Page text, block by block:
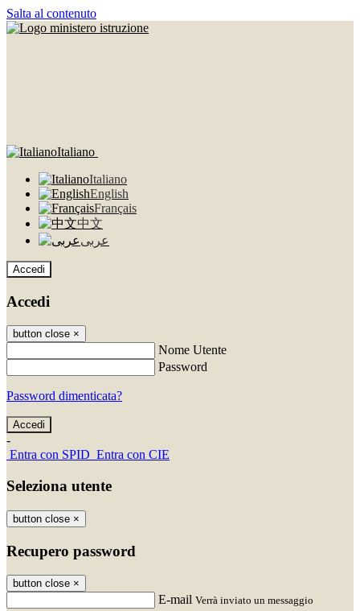
Salta al contenuto
Italiano
Italiano
English
Français
中文
عربى
Accedi
Accedi
button close ×
Nome Utente
Password
Password dimenticata?
-
Entra con SPID Entra con CIE
Seleziona utente
button close ×
Recupero password
button close ×
E-mail Verrà inviato un messaggio